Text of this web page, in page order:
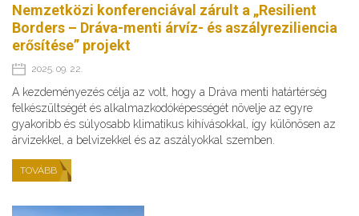
Nemzetközi konferenciával zárult a „Resilient
Borders – Dráva-menti árvíz- és aszályreziliencia
erősítése” projekt
2025. 09. 22.
A kezdeményezés célja az volt, hogy a Dráva menti határtérség
felkészültségét és alkalmazkodóképességét növelje az egyre
gyakoribb és súlyosabb klimatikus kihívásokkal, így különösen az
árvizekkel, a belvizekkel és az aszályokkal szemben.
TOVÁBB